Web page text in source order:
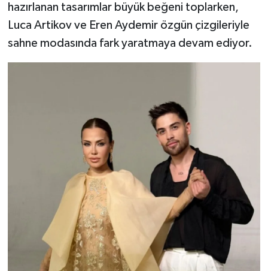
hazırlanan tasarımlar büyük beğeni toplarken,
Luca Artikov ve Eren Aydemir özgün çizgileriyle
sahne modasında fark yaratmaya devam ediyor.